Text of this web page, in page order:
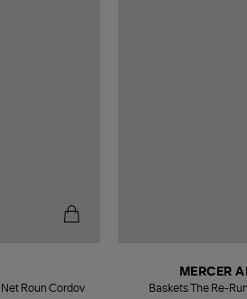
Roun Cordov
MERCER
Baskets The Re-